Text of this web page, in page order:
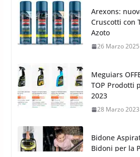
l’acquisizione
3 Dicembre
Meguiars
TOP Prodotti
2023
28 Marzo 2023
Bidone
Bidoni per la
6 Maggio 2022
Gun per la
5 Maggio 2022